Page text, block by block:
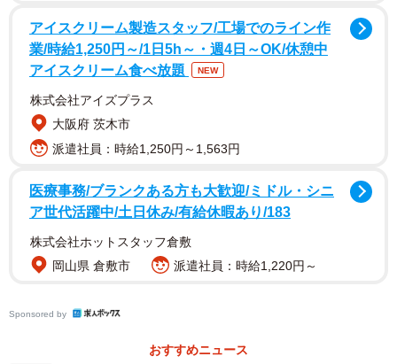
ところが、会場に着いた瞬間、空気がおかしいことに気づ
きました。
参加者たちが、それぞれ包装されたプレゼントを個別に持
参していたのです。
美容家電、高級菓子、ブランドの小物 。テーブルの上には
個人で用意したプレゼントが並び、Sさんの花束は「みんな
ていたかのような扱いになっていきました。
アイスクリーム製造スタッフ/工場でのライン作
業/時給1,250円～/1日5h～・週4日～OK/休憩中
アイスクリーム食べ放題
NEW
株式会社アイズプラス
大阪府 茨木市
派遣社員：時給1,250円～1,563円
医療事務/ブランクある方も大歓迎/ミドル・シニ
ア世代活躍中/土日休み/有給休暇あり/183
株式会社ホットスタッフ倉敷
岡山県 倉敷市
派遣社員：時給1,220円～
Sponsored by
おすすめニュース